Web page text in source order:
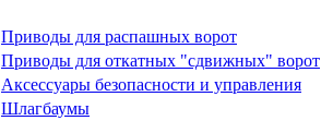
Приводы для распашных ворот
Приводы для откатных "сдвижных" ворот
Аксессуары безопасности и управления
Шлагбаумы